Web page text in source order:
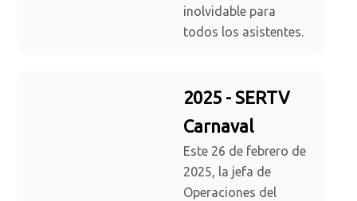
inolvidable para
todos los asistentes.
2025 - SERTV
Carnaval
Este 26 de febrero de
2025, la jefa de
Operaciones del